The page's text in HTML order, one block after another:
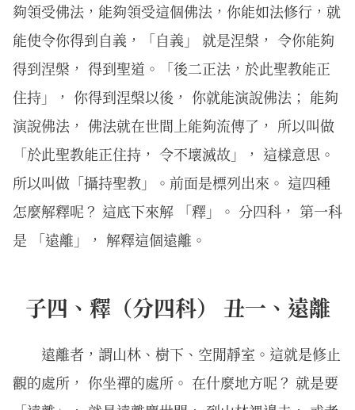
夠領受佛法，能夠領受這個佛法，你能如法修行，就
能使令你得到自義，「自義」 就是涅槃， 令你能夠
得到涅槃， 得到聖道。「後二正法，於此聖教能正
住持」， 你得到涅槃以後， 你就能演說佛法； 能夠
演說佛法， 佛法就在世間上能夠流傳了， 所以叫做
「於此聖教能正住持， 令不壞滅故」， 這樣意思。
所以叫做「攝持聖教」。前面是標列出來。 這四種
怎麼解釋呢？ 這底下來解 「釋」。 分四科， 第一科
是 「遠離」， 解釋這個遠離。
子四、釋（分四科） 丑一、遠離
遠離者，謂山林、樹下、空閒靜室。這就是修止
觀的處所， 你坐禪的處所。 在什麼地方呢？ 就是要